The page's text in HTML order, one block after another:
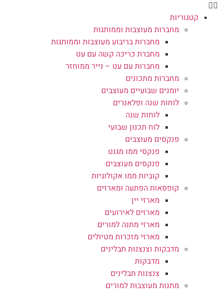
קטגוריות
מחברות מעוצבות וממותגות
מחברות בריבוע מעוצבות וממותגות
מחברת כריכה קשה עם עט
מחברות עם עט – נייר ממוחזר
מחברות מתכונים
יומנים שבועיים מעוצבים
לוחות שנה ופלאנרים
לוחות שנה
לוח תכנון שבועי
פנקסים מעוצבים
פנקסי ממו מגנט
פנקסים מעוצבים
קוביות ממו אקולוגיות
קופסאות הפתעה ומארזים
מארזי יין
מארזים לאירועים
מארזי מתנה למורים
מארזי מזכרות מטיולים
מדבקות וצנצנות תבלינים
מדבקות
צנצנות תבלינים
מתנות מעוצבות למורים